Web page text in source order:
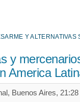
Y ALTERNATIVAS
y
America
Buenos Aires,